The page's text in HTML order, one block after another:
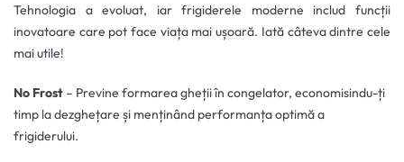
Tehnologia a evoluat, iar frigiderele moderne includ funcții
inovatoare care pot face viața mai ușoară. Iată câteva dintre cele
mai utile!
No Frost – Previne formarea gheții în congelator, economisindu-ți
timp la dezghețare și menținând performanța optimă a
frigiderului.